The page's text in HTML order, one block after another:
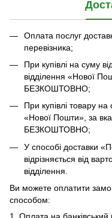
Оплата послуг
перевізника;
При купівлі на суму
відділення «Нової
БЕЗКОШТОВНО;
При купівлі товару
«Нової Пошти», за
БЕЗКОШТОВНО;
У способі доставки
відрізняється від
відділення.
Ви можете оплатити
способом: